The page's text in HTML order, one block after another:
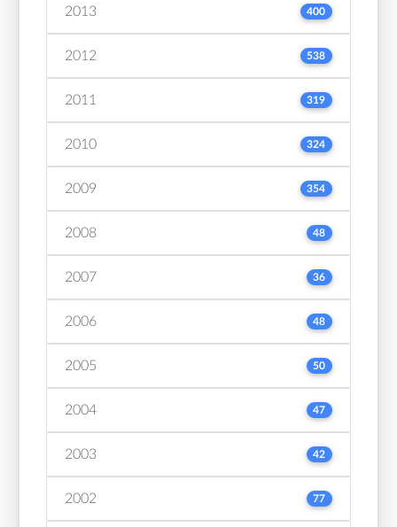
2013 400
2012 538
2011 319
2010 324
2009 354
2008 48
2007 36
2006 48
2005 50
2004 47
2003 42
2002 77